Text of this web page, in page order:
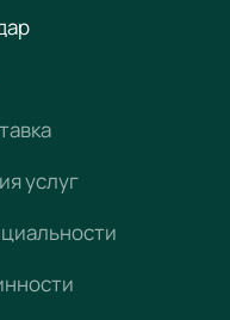
услуг